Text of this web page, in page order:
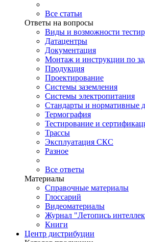
Все статьи
Ответы на вопросы
Виды и возможности
Датацентры
Документация
Монтаж и инструкции по
Продукция
Проектирование
Системы заземления
Системы электропитания
Стандарты и нормативные
Термография
Тестирование и
Трассы
Эксплуатация СКС
Разное
Все ответы
Материалы
Справочные материалы
Глоссарий
Видеоматериалы
Журнал "Летопись
Книги
Центр дистрибуции